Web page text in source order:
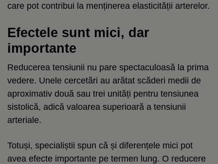
care pot contribui la menținerea elasticității arterelor.
Efectele sunt mici, dar
importante
Reducerea tensiunii nu pare spectaculoasă la prima
vedere. Unele cercetări au arătat scăderi medii de
aproximativ două sau trei unități pentru tensiunea
sistolică, adică valoarea superioară a tensiunii
arteriale.
Totuși, specialiștii spun că și diferențele mici pot
avea efecte importante pe termen lung. O reducere